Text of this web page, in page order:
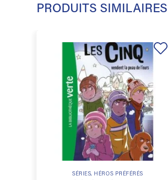
PRODUITS SIMILAIRES
Ajouter
souhaits
SÉRIES, HÉROS PRÉFÉRÉS